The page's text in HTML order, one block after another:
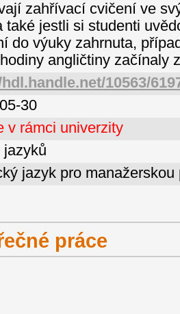
zahřívací cvičení ve
také jestli si studenti
do výuky zahrnuta,
angličtiny začínaly
10563/
30
v rámci univerzity
jazyků
jazyk pro manažerskou
práce